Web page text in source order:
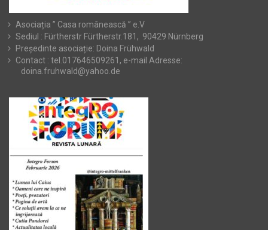
Asociația ” Casa românească ” e.V
Sediul : Fürtherstr Fürtherstr.181, 90429 Nürnberg
Președinte asociație: Doina Frühwald
Contact : tel.017646509261, e-mail Adresse:
doina.fruhwald@yahoo.de